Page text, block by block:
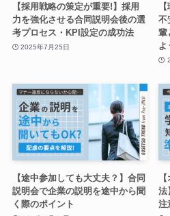
【採用戦略の策定が重要!】採用
力を強化させる合同説明会後の選
考プロセス・KPI設定の成功法
2025年7月25日
不
輩
よ
【途中参加しても大丈夫？】合同
説明会で企業の説明を途中から聞
く際のポイント
法
注